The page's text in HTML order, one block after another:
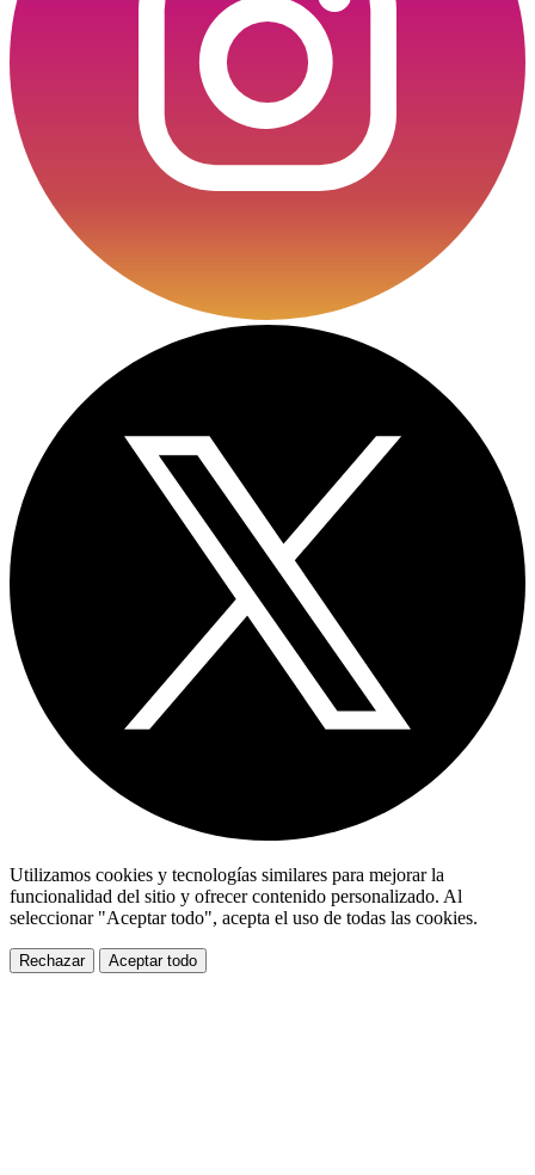
Utilizamos cookies y tecnologías similares para mejorar la
funcionalidad del sitio y ofrecer contenido personalizado. Al
seleccionar "Aceptar todo", acepta el uso de todas las cookies.
Rechazar Aceptar todo